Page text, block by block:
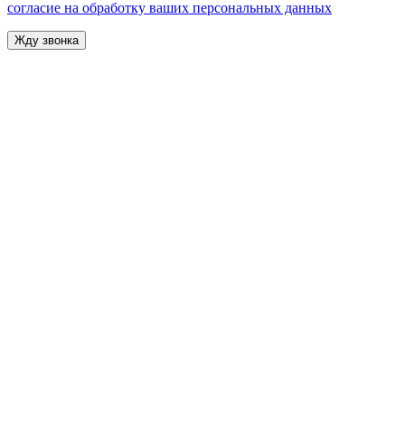
согласие на обработку ваших персональных данных